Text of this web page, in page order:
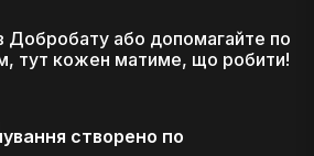
Добробату або допомагайте по
тут кожен матиме, що робити!
створено по